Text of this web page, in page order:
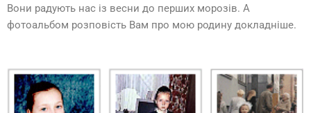
Вони радують нас із весни до перших морозів. А
фотоальбом розповість Вам про мою родину докладніше.